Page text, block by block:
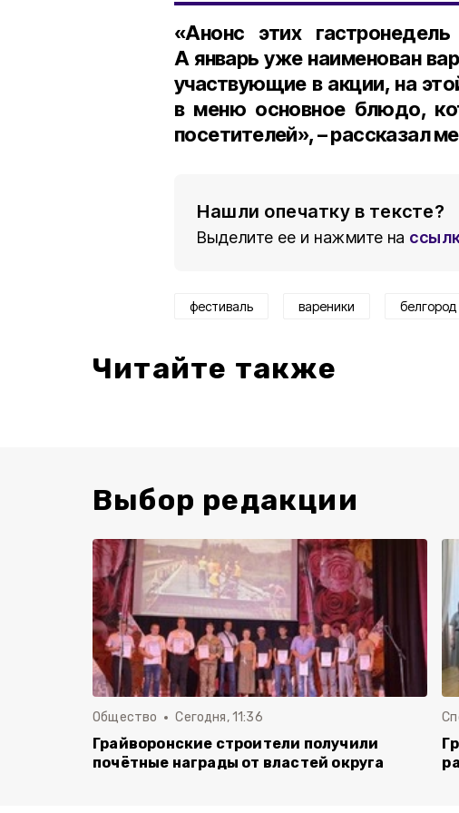
«Анонс этих
А январь уже наименован
участвующие в акции, на
в меню основное блюдо,
посетителей», – рассказал м
Нашли опечатку в тексте?
Выделите ее и нажмите на
фестиваль вареники белгород
Читайте также
Выбор редакции
Общество Сегодня, 11:36
Грайворонские строители получили
почётные награды от властей округа